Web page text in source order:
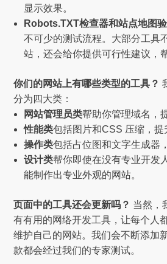
显示效果。
Robots.TXT检查器和站点地图
不可少的测试流程。大部分工具
站，还会给你提供可行性建议，
你们的网站上有哪些类型的工具？
分为四大类：
网站管理员类帮助你管理域名，
性能类包括图片和CSS 压缩，提
操作类包括占位图和文字生成器
设计类帮你即使在没有专业开发
能制作出专业外观的网站。
页面中的工具还会更新吗？ 当然，
有有用的网络开发工具，让每个人
维护自己的网站。我们会不断添加
款都会经过我们的专家测试。